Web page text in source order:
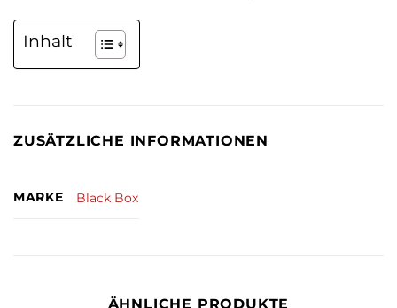
Inhalt
ZUSÄTZLICHE INFORMATIONEN
MARKE Black Box
ÄHNLICHE PRODUKTE